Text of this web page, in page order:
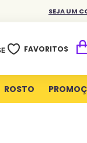
SEJA UM
FAVORITOS
ROSTO